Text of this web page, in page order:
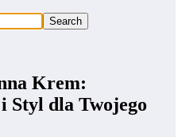
Krem:
Styl dla Twojego